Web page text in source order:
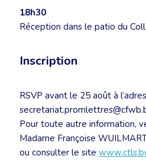
18h30
Réception dans le patio du
Inscription
RSVP avant le 25 août à
Pour toute autre information,
Madame Françoise
ou consulter le site